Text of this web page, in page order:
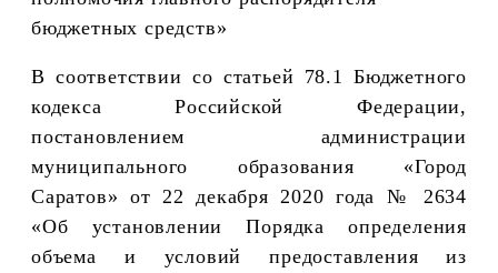
бюджетных средств»
В соответствии со статьей 78.1 Бюджетного
кодекса Российской Федерации,
постановлением администрации
муниципального образования «Город
Саратов» от 22 декабря 2020 года № 2634
«Об установленииПорядка определения
объема и условий предоставления из